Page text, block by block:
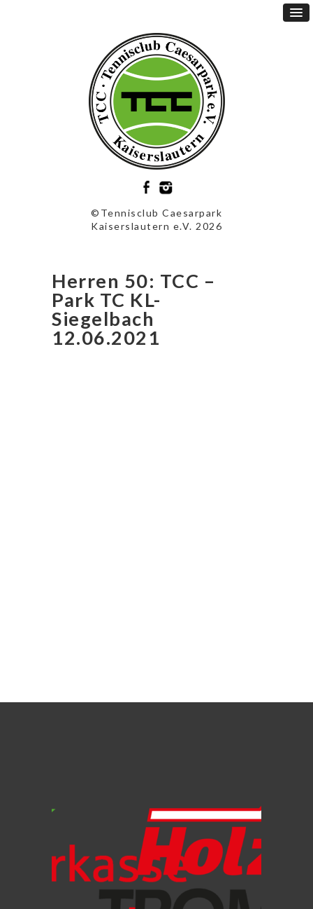
©Tennisclub Caesarpark
Kaiserslautern e.V. 2026
Herren 50: TCC –
Park TC KL-
Siegelbach
12.06.2021